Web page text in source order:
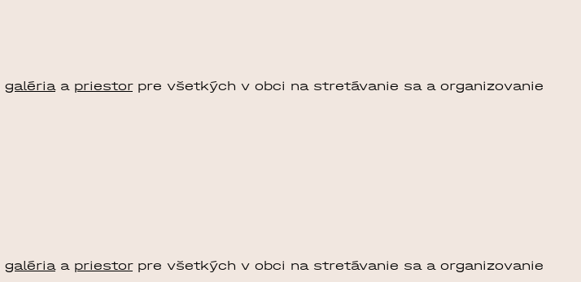
galériaa priestorpre všetkých v obci na stretávanie sa a organizovanie
galériaa priestorpre všetkých v obci na stretávanie sa a organizovanie